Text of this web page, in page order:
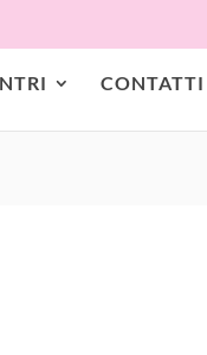
CONTATTI